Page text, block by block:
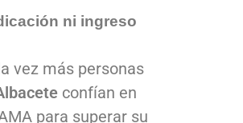
ni ingreso
vez más personas
confían en
para superar su